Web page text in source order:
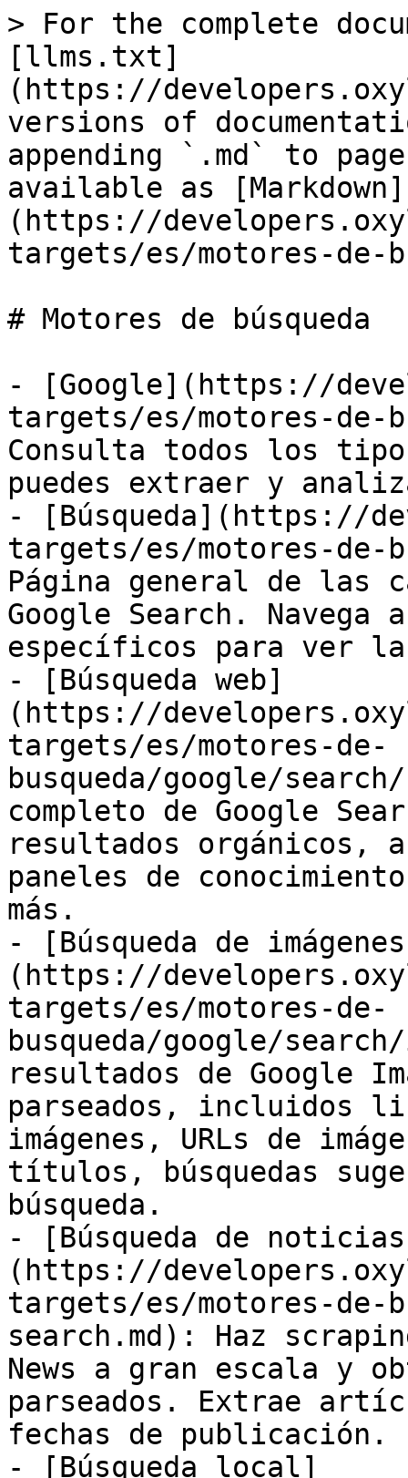
> For the complete
[llms.txt]
(https://
versions of
appending `.md` to
available as [Markdown]
(https://
targets/es/motores-de-
# Motores de búsqueda
- [Google](https://
targets/es/motores-de-
Consulta todos los
puedes extraer y
- [Búsqueda](https://
targets/es/motores-de-
Página general de las
Google Search. Navega
específicos para ver la
- [Búsqueda web]
(https://
targets/es/motores-de-
busqueda/google/
completo de Google
resultados orgánicos,
paneles de
más.
- [Búsqueda de
(https://
targets/es/motores-de-
busqueda/google/
resultados de Google
parseados, incluidos
imágenes, URLs de
títulos, búsquedas
búsqueda.
- [Búsqueda de
(https://
targets/es/motores-de-
search.md): Haz
News a gran escala y
parseados. Extrae
fechas de publicación.
- [Búsqueda local]